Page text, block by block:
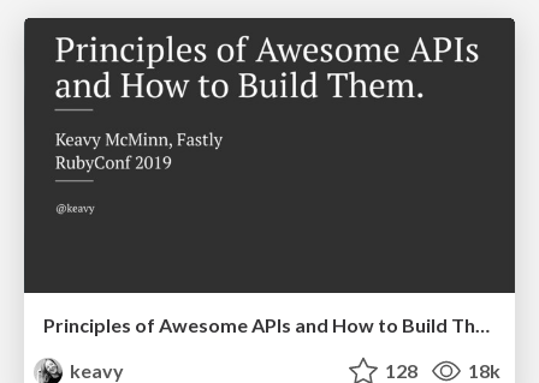
Principles of Awesome APIs and How to Build Them.
keavy
128 18k